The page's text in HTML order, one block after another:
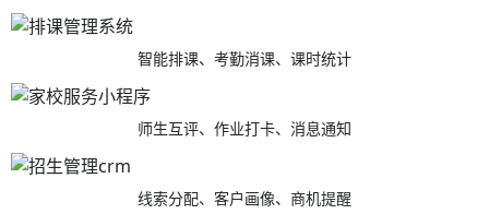
智能排课、考勤消课、课时统计
师生互评、作业打卡、消息通知
线索分配、客户画像、商机提醒